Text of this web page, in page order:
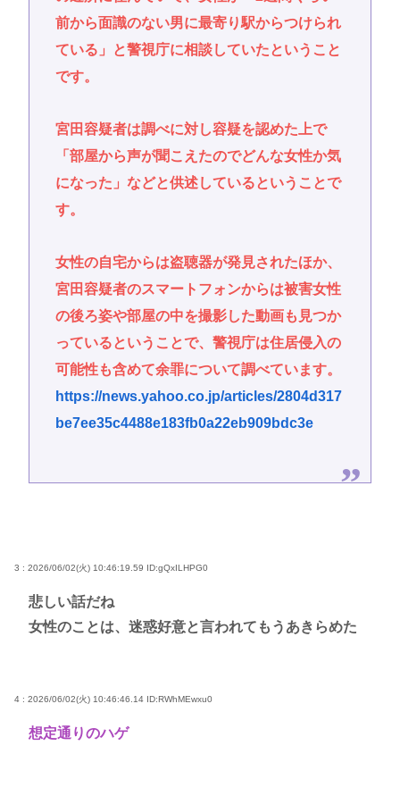
前から面識のない男に最寄り駅からつけられ
ている」と警視庁に相談していたということ
です。
宮田容疑者は調べに対し容疑を認めた上で
「部屋から声が聞こえたのでどんな女性か気
になった」などと供述しているということで
す。
女性の自宅からは盗聴器が発見されたほか、
宮田容疑者のスマートフォンからは被害女性
の後ろ姿や部屋の中を撮影した動画も見つか
っているということで、警視庁は住居侵入の
可能性も含めて余罪について調べています。
https://news.yahoo.co.jp/articles/2804d317
be7ee35c4488e183fb0a22eb909bdc3e
3 : 2026/06/02(火) 10:46:19.59 ID:gQxILHPG0
悲しい話だね
女性のことは、迷惑好意と言われてもうあきらめた
4 : 2026/06/02(火) 10:46:46.14 ID:RWhMEwxu0
想定通りのハゲ